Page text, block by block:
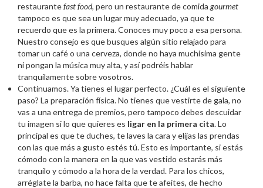
restaurantefast food, pero un restaurante de comida gourmet
tampoco es que sea un lugar muy adecuado, ya que te
recuerdo que es la primera. Conoces muy poco a esa persona.
Nuestro consejo es que busques algún sitio relajado para
tomar un café o una cerveza, donde no haya muchísima gente
ni pongan la música muy alta, y así podréis hablar
tranquilamente sobre vosotros.
Continuamos. Ya tienes el lugar perfecto. ¿Cuál es el siguiente
paso? La preparación física. No tienes que vestirte de gala, no
vas a una entrega de premios, pero tampoco debes descuidar
tu imagen si lo que quieres es ligar en la primera cita. Lo
principal es que te duches, te laves la cara y elijas las prendas
con las que más a gusto estés tú. Esto es importante, si estás
cómodo con la manera en la que vas vestido estarás más
tranquilo y cómodo a la hora de la verdad. Para los chicos,
arréglate la barba, no hace falta que te afeites, de hecho